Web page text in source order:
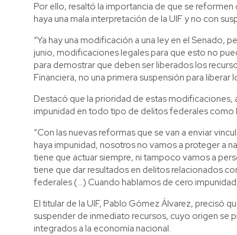
Por ello, resaltó la importancia de que se
haya una mala interpretación de la UIF y no con
“Ya hay una modificación a una ley en el Senado,
junio, modificaciones legales para que esto no
para demostrar que deben ser liberados los
Financiera, no una primera suspensión para liberar
Destacó que la prioridad de estas modificaciones,
impunidad en todo tipo de delitos federales como
“Con las nuevas reformas que se van a enviar
haya impunidad, nosotros no vamos a proteger a
tiene que actuar siempre, ni tampoco vamos a
tiene que dar resultados en delitos relacionados
federales (…) Cuando hablamos de cero
El titular de la UIF, Pablo Gómez Álvarez, precisó
suspender de inmediato recursos, cuyo origen se
integrados a la economía nacional.